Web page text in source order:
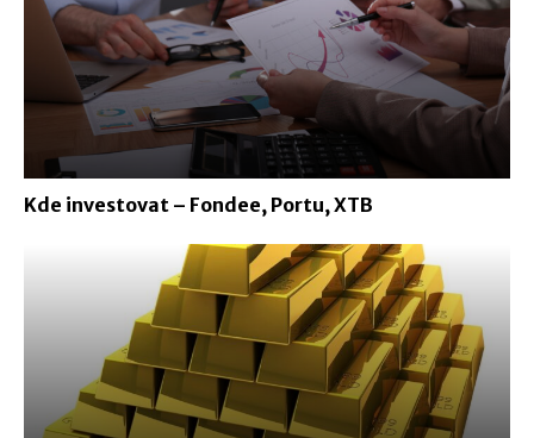
Kde investovat – Fondee, Portu, XTB